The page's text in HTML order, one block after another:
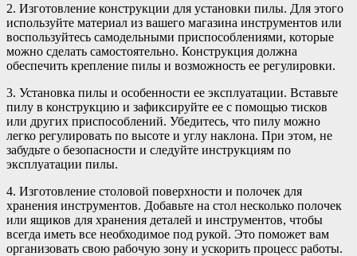
2. Изготовление конструкции для установки пилы. Для этого
используйте материал из вашего магазина инструментов или
воспользуйтесь самодельными приспособлениями, которые
можно сделать самостоятельно. Конструкция должна
обеспечить крепление пилы и возможность ее регулировки.
3. Установка пилы и особенности ее эксплуатации. Вставьте
пилу в конструкцию и зафиксируйте ее с помощью тисков
или других приспособлений. Убедитесь, что пилу можно
легко регулировать по высоте и углу наклона. При этом, не
забудьте о безопасности и следуйте инструкциям по
эксплуатации пилы.
4. Изготовление столовой поверхности и полочек для
хранения инструментов. Добавьте на стол несколько полочек
или ящиков для хранения деталей и инструментов, чтобы
всегда иметь все необходимое под рукой. Это поможет вам
организовать свою рабочую зону и ускорить процесс работы.